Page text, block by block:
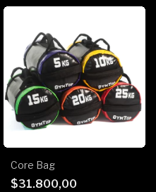
Core Bag
$31.800,00